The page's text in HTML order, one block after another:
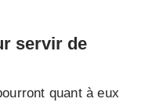
servir de
quant à eux